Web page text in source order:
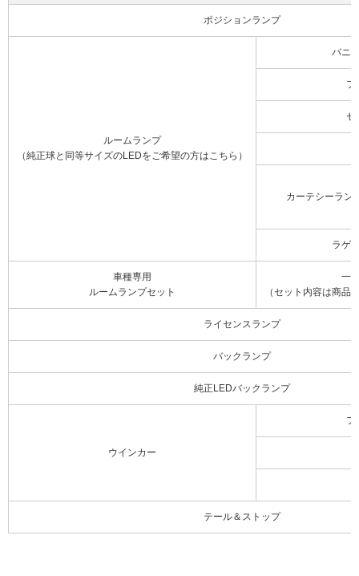
ポジションランプ
ルームランプ
（純正球と同等サイズのLEDをご希望の方はこちら）
バニ
フ
セ
カーテシーラン
ラゲ
車種専用
ルームランプセット
一
（セット内容は商品
ライセンスランプ
バックランプ
純正LEDバックランプ
ウインカー
フ
テール＆ストップ